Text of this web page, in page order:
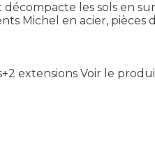
les sols en
Michel en acier,
extensions Voir le